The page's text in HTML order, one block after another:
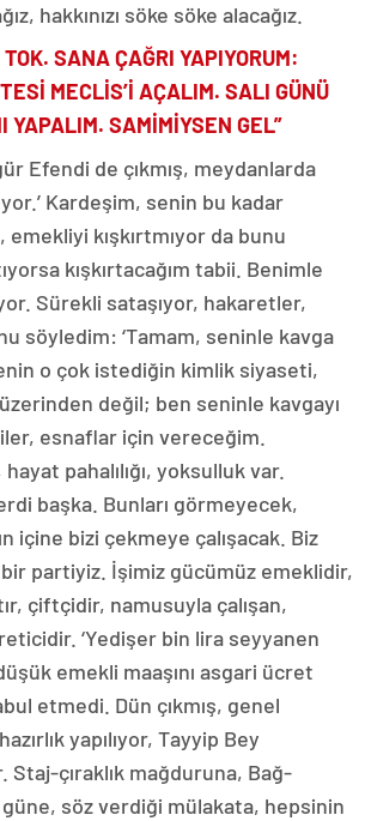
hakkınızı söke söke alacağız.
SANA ÇAĞRI YAPIYORUM:
MECLİS’İ AÇALIM. SALI GÜNÜ
YAPALIM. SAMİMİYSEN GEL”
Efendi de çıkmış, meydanlarda
Kardeşim, senin bu kadar
emekliyi kışkırtmıyor da bunu
kışkırtacağım tabii. Benimle
Sürekli sataşıyor, hakaretler,
söyledim: ‘Tamam, seninle kavga
o çok istediğin kimlik siyaseti,
değil; ben seninle kavgayı
esnaflar için vereceğim.
pahalılığı, yoksulluk var.
başka. Bunları görmeyecek,
içine bizi çekmeye çalışacak. Biz
partiyiz. İşimiz gücümüz emeklidir,
çiftçidir, namusuyla çalışan,
‘Yedişer bin lira seyyanen
emekli maaşını asgari ücret
etmedi. Dün çıkmış, genel
yapılıyor, Tayyip Bey
Staj-çıraklık mağduruna, Bağ-
güne, söz verdiği mülakata, hepsinin